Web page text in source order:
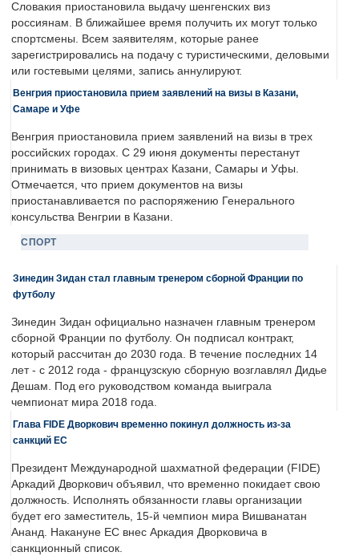
Словакия приостановила выдачу шенгенских виз
россиянам. В ближайшее время получить их могут только
спортсмены. Всем заявителям, которые ранее
зарегистрировались на подачу с туристическими, деловыми
или гостевыми целями, запись аннулируют.
Венгрия приостановила прием заявлений на визы в Казани,
Самаре и Уфе
Венгрия приостановила прием заявлений на визы в трех
российских городах. С 29 июня документы перестанут
принимать в визовых центрах Казани, Самары и Уфы.
Отмечается, что прием документов на визы
приостанавливается по распоряжению Генерального
консульства Венгрии в Казани.
СПОРТ
Зинедин Зидан стал главным тренером сборной Франции по
футболу
Зинедин Зидан официально назначен главным тренером
сборной Франции по футболу. Он подписал контракт,
который рассчитан до 2030 года. В течение последних 14
лет - с 2012 года - французскую сборную возглавлял Дидье
Дешам. Под его руководством команда выиграла
чемпионат мира 2018 года.
Глава FIDE Дворкович временно покинул должность из-за
санкций ЕС
Президент Международной шахматной федерации (FIDE)
Аркадий Дворкович объявил, что временно покидает свою
должность. Исполнять обязанности главы организации
будет его заместитель, 15-й чемпион мира Вишванатан
Ананд. Накануне ЕС внес Аркадия Дворковича в
санкционный список.